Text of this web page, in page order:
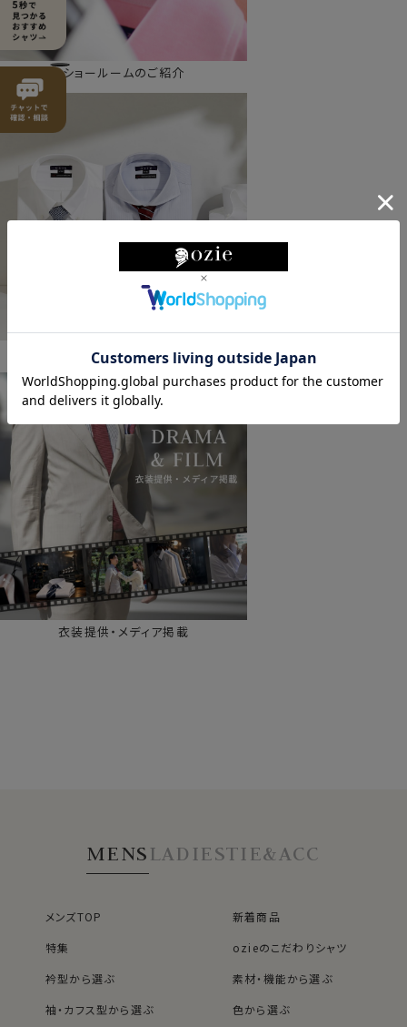
ショールームのご紹介
ozieの特徴
衣装提供・メディア掲載
MENSLADIESTIE&ACC
メンズTOP
新着商品
特集
ozieのこだわりシャツ
衿型から選ぶ
素材・機能から選ぶ
袖・カフス型から選ぶ
色から選ぶ